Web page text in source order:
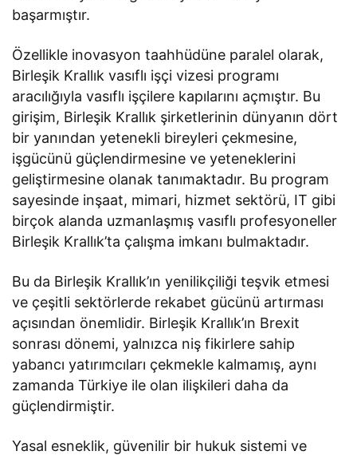
başarmıştır.
Özellikle inovasyon taahhüdüne paralel olarak,
Birleşik Krallık vasıflı işçi vizesi programı
aracılığıyla vasıflı işçilere kapılarını açmıştır. Bu
girişim, Birleşik Krallık şirketlerinin dünyanın dört
bir yanından yetenekli bireyleri çekmesine,
işgücünü güçlendirmesine ve yeteneklerini
geliştirmesine olanak tanımaktadır. Bu program
sayesinde inşaat, mimari, hizmet sektörü, IT gibi
birçok alanda uzmanlaşmış vasıflı profesyoneller
Birleşik Krallık’ta çalışma imkanı bulmaktadır.
Bu da Birleşik Krallık’ın yenilikçiliği teşvik etmesi
ve çeşitli sektörlerde rekabet gücünü artırması
açısından önemlidir. Birleşik Krallık’ın Brexit
sonrası dönemi, yalnızca niş fikirlere sahip
yabancı yatırımcıları çekmekle kalmamış, aynı
zamanda Türkiye ile olan ilişkileri daha da
güçlendirmiştir.
Yasal esneklik, güvenilir bir hukuk sistemi ve